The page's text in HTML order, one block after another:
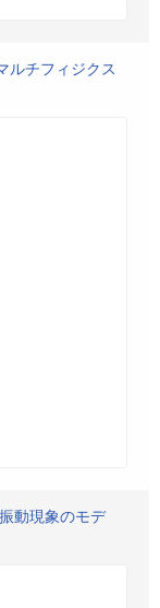
ルチフィジクス
動現象のモデ